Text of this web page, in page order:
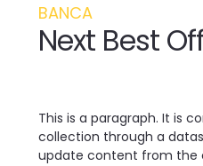
BANCA
Next Best
This is a paragraph. It is
collection through a
update content from the